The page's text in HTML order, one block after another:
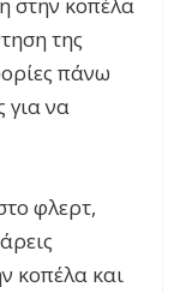
στην κοπέλα
της
πάνω
για να
φλερτ,
κοπέλα και